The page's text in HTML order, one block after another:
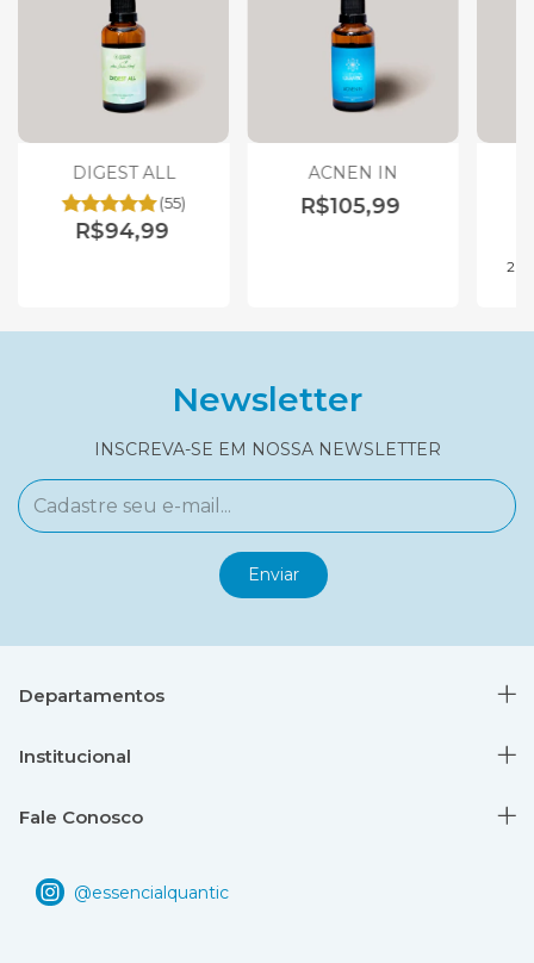
DIGEST ALL
(55)
R$94,99
ACNEN IN
R$105,99
2
Newsletter
INSCREVA-SE EM NOSSA NEWSLETTER
Departamentos
Institucional
Fale Conosco